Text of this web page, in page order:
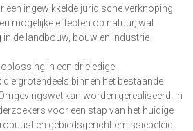
een ingewikkelde juridische verknoping
mogelijke effecten op natuur, wat
de landbouw, bouw en industrie
in een drieledige,
grotendeels binnen het bestaande
kan worden gerealiseerd. In
voor een stap van het huidige
en gebiedsgericht emissiebeleid.